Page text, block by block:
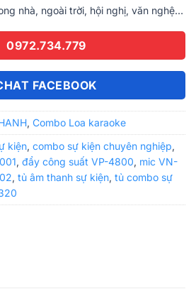
nhà, ngoài trời, hội nghị, văn nghệ…
0972.734.779
FACEBOOK
, Combo Loa karaoke
kiện, combo sự kiện chuyên nghiệp,
, đẩy công suất VP-4800, mic VN-
, tủ âm thanh sự kiện, tủ combo sự